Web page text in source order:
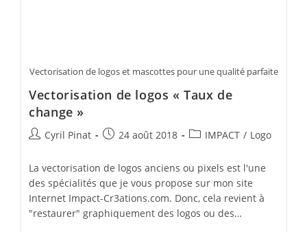
Vectorisation de logos et mascottes pour une qualité parfaite
Vectorisation de logos « Taux de
change »
Auteur/autrice
la
publication :
Cyril Pinat
Publication
24 août 2018
PostIMPACT / Logo
La vectorisation de logos anciens ou pixels est l'une
des spécialités que je vous propose sur mon site
Internet Impact-Cr3ations.com. Donc, cela revient à
"restaurer" graphiquement des logos ou des…